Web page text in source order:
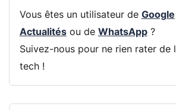
Vous êtes un utilisateur de Google
Actualitésou de WhatsApp?
Suivez-nous pour ne rien rater de
tech !